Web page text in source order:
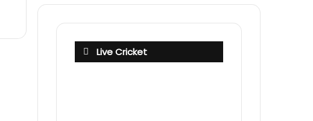
Live Cricket